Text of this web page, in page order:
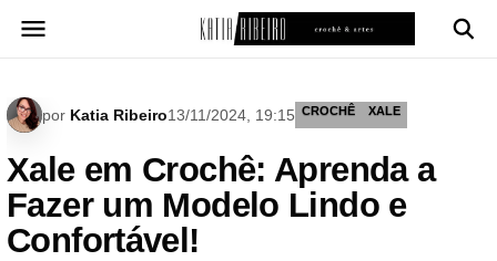
para
por Katia Ribeiro13/11/2024, 19:15 CROCHÊ XALE
Xale em Crochê: Aprenda a
Fazer um Modelo Lindo e
Confortável!